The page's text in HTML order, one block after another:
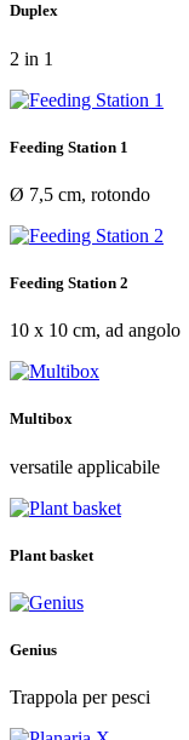
Duplex
2 in 1
Feeding Station 1
Ø 7,5 cm, rotondo
Feeding Station 2
10 x 10 cm, ad angolo
Multibox
versatile applicabile
Plant basket
Genius
Trappola per pesci